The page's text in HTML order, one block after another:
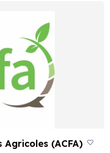
Agricoles (ACFA)